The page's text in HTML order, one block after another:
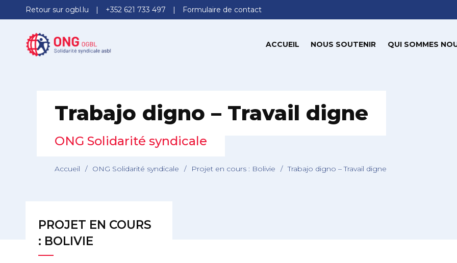
Retour sur ogbl.lu +352 621 733 497 Formulaire de contact
ACCUEIL NOUS SOUTENIR QUI SOMMES
Trabajo digno – Travail digne
ONG Solidarité syndicale
Accueil / ONG Solidarité syndicale / Projet en cours : Bolivie / Trabajo digno – Travail digne
PROJET EN COURS
: BOLIVIE